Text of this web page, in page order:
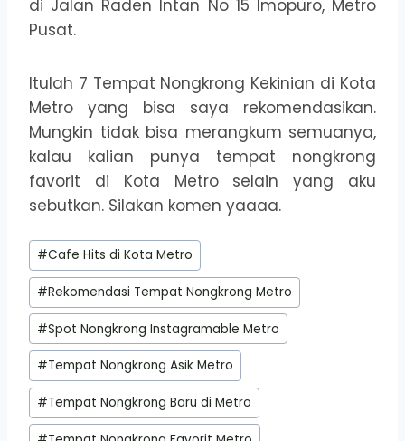
di Jalan Raden Intan No 15 Imopuro, Metro
Pusat.
Itulah 7 Tempat Nongkrong Kekinian di Kota
Metro yang bisa saya rekomendasikan.
Mungkin tidak bisa merangkum semuanya,
kalau kalian punya tempat nongkrong
favorit di Kota Metro selain yang aku
sebutkan. Silakan komen yaaaa.
Post
Tags:
#Cafe Hits di Kota Metro
#Rekomendasi Tempat Nongkrong Metro
#Spot Nongkrong Instagramable Metro
#Tempat Nongkrong Asik Metro
#Tempat Nongkrong Baru di Metro